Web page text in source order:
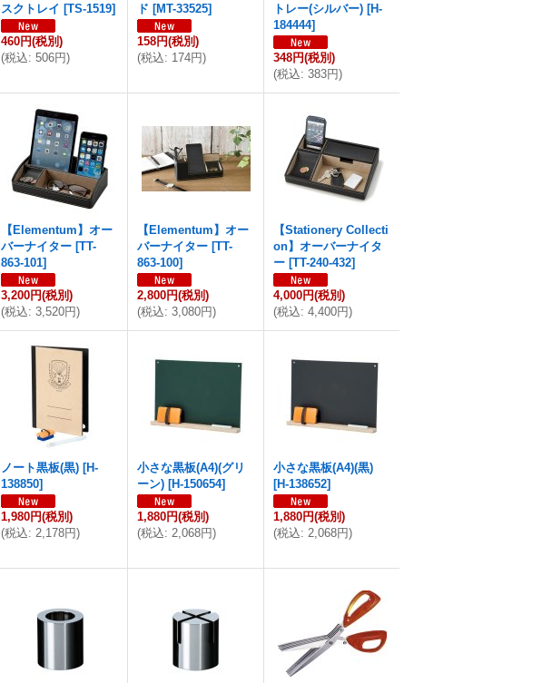
スクトレイ [TS-1519]
460円(税別)
(税込: 506円)
ド [MT-33525]
158円(税別)
(税込: 174円)
トレー(シルバー) [H-
184444]
348円(税別)
(税込: 383円)
【Elementum】オー
バーナイター [TT-
863-101]
3,200円(税別)
(税込: 3,520円)
【Elementum】オー
バーナイター [TT-
863-100]
2,800円(税別)
(税込: 3,080円)
【Stationery Collecti
on】オーバーナイタ
ー [TT-240-432]
4,000円(税別)
(税込: 4,400円)
ノート黒板(黒) [H-
138850]
1,980円(税別)
(税込: 2,178円)
小さな黒板(A4)(グリ
ーン) [H-150654]
1,880円(税別)
(税込: 2,068円)
小さな黒板(A4)(黒)
[H-138652]
1,880円(税別)
(税込: 2,068円)